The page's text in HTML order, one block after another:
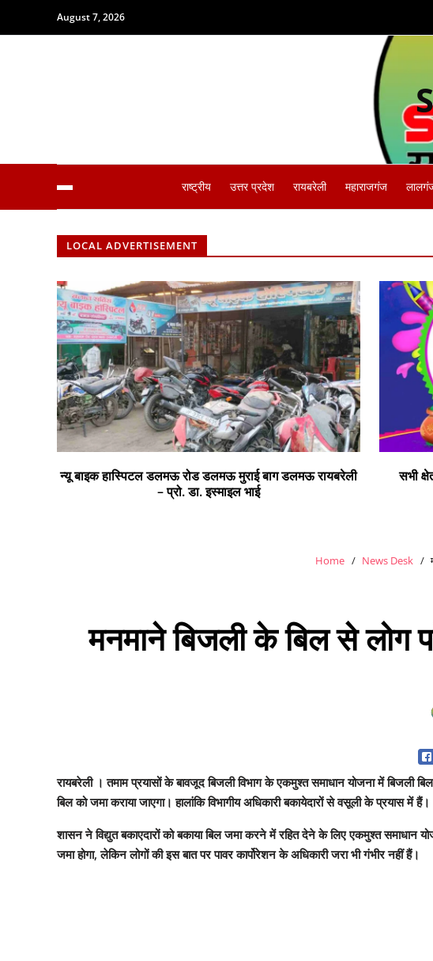
August 7, 2026
राष्ट्रीय उत्तर प्रदेश रायबरेली महाराजगंज
LOCAL ADVERTISEMENT
न्यू बाइक हास्पिटल डलमऊ रोड डलमऊ मुराई बाग डलमऊ रायबरेली
– प्रो. डा. इस्माइल भाई
सभी
Home News Desk
मनमाने बिजली के बिल से लोग
रायबरेली । तमाम प्रयासों के बावजूद बिजली विभाग के एकमुश्त समाधान योजना में बिजली
बिल को जमा कराया जाएगा। हालांकि विभागीय अधिकारी बकायेदारों से वसूली के प्रयास में हैं।
शासन ने विद्युत बकाएदारों को बकाया बिल जमा करने में रहित देने के लिए एकमुश्त समाधान
जमा होगा, लेकिन लोगों की इस बात पर पावर कार्पोरेशन के अधिकारी जरा भी गंभीर नहीं हैं।